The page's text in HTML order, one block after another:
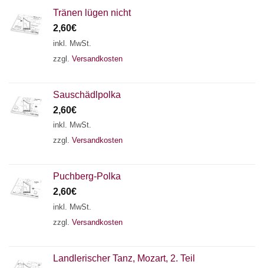
Tränen lügen nicht
2,60€
inkl. MwSt.
zzgl. Versandkosten
Sauschädlpolka
2,60€
inkl. MwSt.
zzgl. Versandkosten
Puchberg-Polka
2,60€
inkl. MwSt.
zzgl. Versandkosten
Landlerischer Tanz, Mozart, 2. Teil